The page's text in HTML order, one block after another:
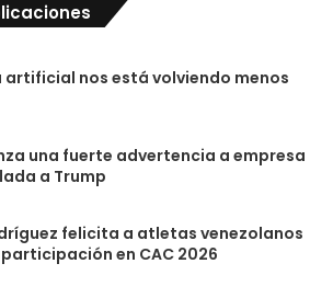
artificial nos está volviendo menos
una fuerte advertencia a empresa
a Trump
felicita a atletas venezolanos
en CAC 2026